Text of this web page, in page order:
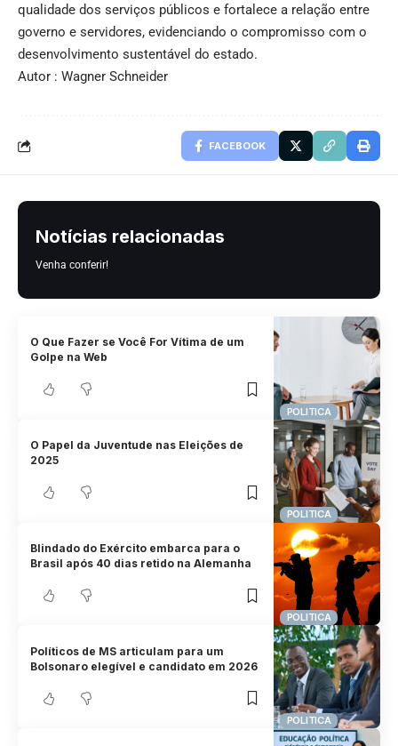
qualidade dos serviços públicos e fortalece a relação entre
governo e servidores, evidenciando o compromisso com o
desenvolvimento sustentável do estado.
Autor : Wagner Schneider
FACEBOOK
Notícias relacionadas
Venha conferir!
POLITICA
O Que Fazer se Você For Vítima de um
Golpe na Web
POLITICA
O Papel da Juventude nas Eleições de
2025
POLITICA
Blindado do Exército embarca para o
Brasil após 40 dias retido na Alemanha
POLITICA
Políticos de MS articulam para um
Bolsonaro elegível e candidato em 2026